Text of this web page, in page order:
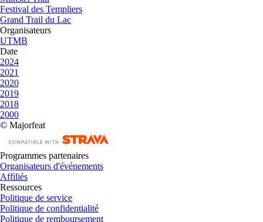
Festival des Templiers
Grand Trail du Lac
Organisateurs
UTMB
Date
2024
2021
2020
2019
2018
2000
© Majorfeat
Programmes partenaires
Organisateurs d'événements
Affiliés
Ressources
Politique de service
Politique de confidentialité
Politique de remboursement